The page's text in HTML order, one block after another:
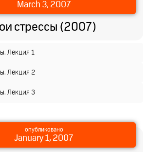
March 3, 2007
стрессы (2007)
Лекция 1
Лекция 2
Лекция 3
опубликовано
January 1, 2007